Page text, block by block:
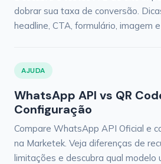
dobrar sua taxa de conversão.
headline, CTA, formulário, imagem
AJUDA
WhatsApp API vs QR
Configuração
Compare WhatsApp API Oficial e
na Marketek. Veja diferenças de
limitações e descubra qual modelo